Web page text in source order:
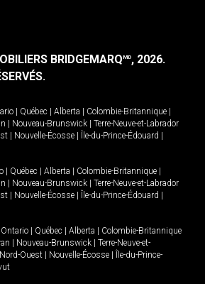
BRIDGEMARQMD, 2026.
Québec Alberta Colombie-Britannique
Nouveau-Brunswick
Terre-Neuve-et-Labrador
Nouvelle-Écosse Île-du-Prince-Édouard
Québec Alberta Colombie-Britannique
Nouveau-Brunswick
Terre-Neuve-et-Labrador
Nouvelle-Écosse Île-du-Prince-Édouard
Ontario Québec Alberta
Colombie-Britannique
Nouveau-Brunswick
Terre-Neuve-et-
Ouest Nouvelle-Écosse
Île-du-Prince-